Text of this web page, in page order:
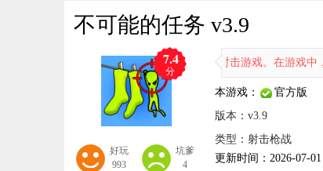
不可能的任务 v3.9
7.4
分
好玩
993
坑爹
4
》是一款融合了解谜与闯关元素的射击游戏。在游戏中，玩家
本游戏： 官方版
版本：v3.9
类型：射击枪战
更新时间：2026-07-